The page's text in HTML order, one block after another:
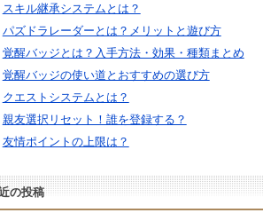
スキル継承システムとは？
パズドラレーダーとは？メリットと遊び方
覚醒バッジとは？入手方法・効果・種類まとめ
覚醒バッジの使い道とおすすめの選び方
クエストシステムとは？
親友選択リセット！誰を登録する？
友情ポイントの上限は？
の投稿